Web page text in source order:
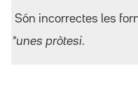
Són incorrectes les
*unes pròtesi.